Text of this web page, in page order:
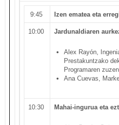
9:45 Izen ematea eta
10:00 Jardunaldiaren
Alex Rayón,
Prestakuntzako
Programaren
Ana Cuevas,
10:30 Mahai-ingurua eta